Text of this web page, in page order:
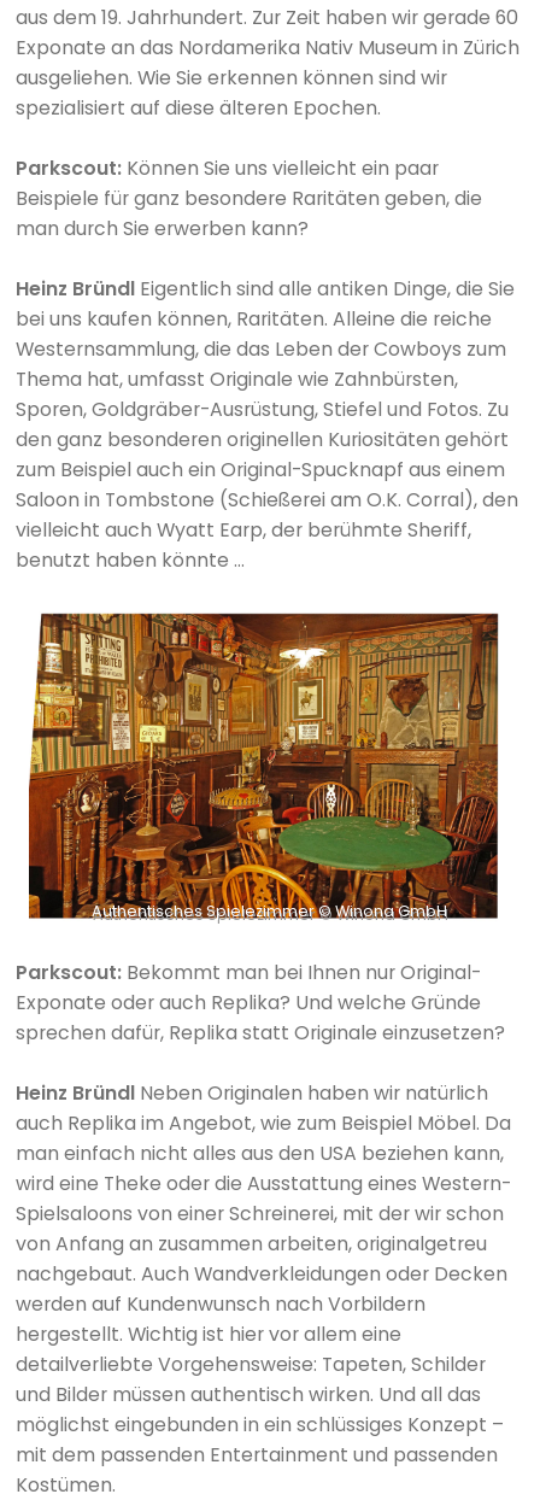
aus dem 19. Jahrhundert. Zur Zeit haben wir gerade 60
Exponate an das Nordamerika Nativ Museum in Zürich
ausgeliehen. Wie Sie erkennen können sind wir
spezialisiert auf diese älteren Epochen.
Parkscout:Können Sie uns vielleicht ein paar
Beispiele für ganz besondere Raritäten geben, die
man durch Sie erwerben kann?
Heinz BründlEigentlich sind alle antiken Dinge, die Sie
bei uns kaufen können, Raritäten. Alleine die reiche
Westernsammlung, die das Leben der Cowboys zum
Thema hat, umfasst Originale wie Zahnbürsten,
Sporen, Goldgräber-Ausrüstung, Stiefel und Fotos. Zu
den ganz besonderen originellen Kuriositäten gehört
zum Beispiel auch ein Original-Spucknapf aus einem
Saloon in Tombstone (Schießerei am O.K. Corral), den
vielleicht auch Wyatt Earp, der berühmte Sheriff,
benutzt haben könnte …
Authentisches Spielezimmer © Winona GmbH
Parkscout:Bekommt man bei Ihnen nur Original-
Exponate oder auch Replika? Und welche Gründe
sprechen dafür, Replika statt Originale einzusetzen?
Heinz BründlNeben Originalen haben wir natürlich
auch Replika im Angebot, wie zum Beispiel Möbel. Da
man einfach nicht alles aus den USA beziehen kann,
wird eine Theke oder die Ausstattung eines Western-
Spielsaloons von einer Schreinerei, mit der wir schon
von Anfang an zusammen arbeiten, originalgetreu
nachgebaut. Auch Wandverkleidungen oder Decken
werden auf Kundenwunsch nach Vorbildern
hergestellt. Wichtig ist hier vor allem eine
detailverliebte Vorgehensweise: Tapeten, Schilder
und Bilder müssen authentisch wirken. Und all das
möglichst eingebunden in ein schlüssiges Konzept –
mit dem passenden Entertainment und passenden
Kostümen.